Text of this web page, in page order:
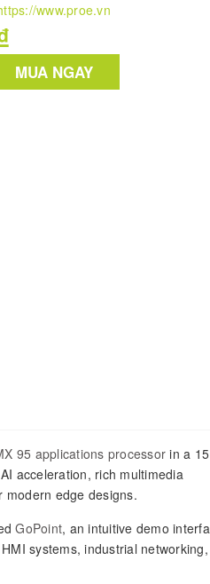
www.proe.vn
MUA NGAY
95 applications processor in a
acceleration, rich multimedia
modern edge designs.
GoPoint, an intuitive demo
systems, industrial